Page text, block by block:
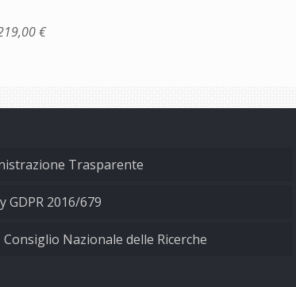
€
Trasparente
GDPR 2016/679
Consiglio Nazionale delle Ricerche